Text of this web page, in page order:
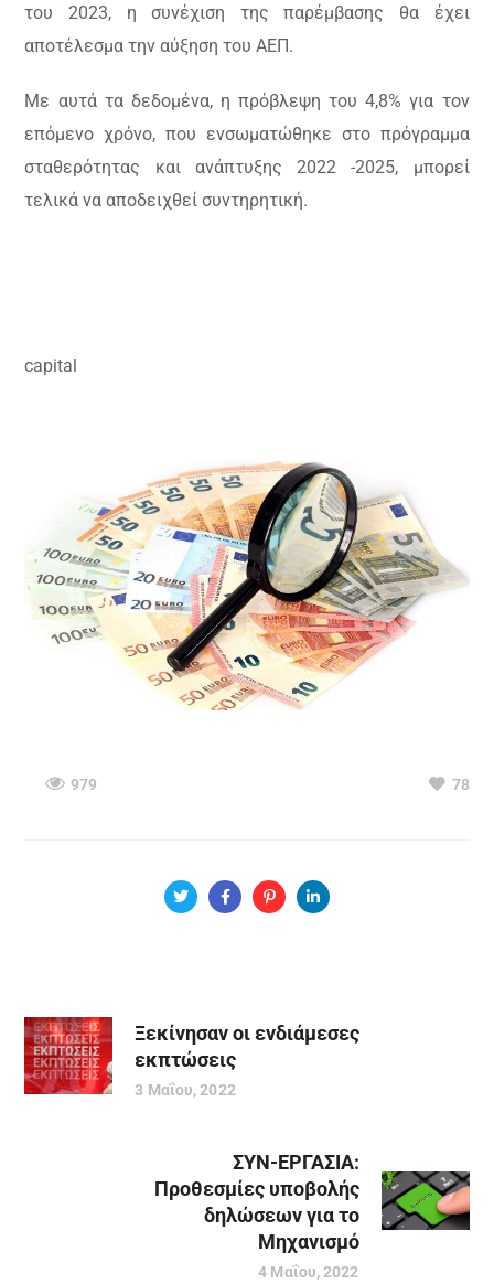
του 2023, η συνέχιση της παρέμβασης θα έχει
αποτέλεσμα την αύξηση του ΑΕΠ.
Με αυτά τα δεδομένα, η πρόβλεψη του 4,8% για τον
επόμενο χρόνο, που ενσωματώθηκε στο πρόγραμμα
σταθερότητας και ανάπτυξης 2022 -2025, μπορεί
τελικά να αποδειχθεί συντηρητική.
capital
979 78
Ξεκίνησαν οι ενδιάμεσες
εκπτώσεις
3 Μαΐου, 2022
ΣΥΝ-ΕΡΓΑΣΙΑ:
Προθεσμίες υποβολής
δηλώσεων για το
Μηχανισμό
4 Μαΐου, 2022